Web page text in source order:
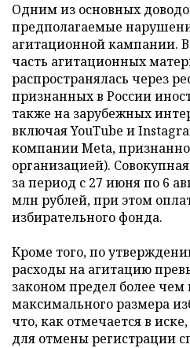
Одним из основных
предполагаемые
агитационной кампании.
часть агитационных
распространялась через
признанных в России
также на зарубежных
включая YouTube и
компании Meta,
организацией).
за период с 27 июня по 6
млн рублей, при этом
избирательного фонда.
Кроме того, по
расходы на агитацию
законом предел более чем
максимального размера
что, как отмечается в
для отмены регистрации